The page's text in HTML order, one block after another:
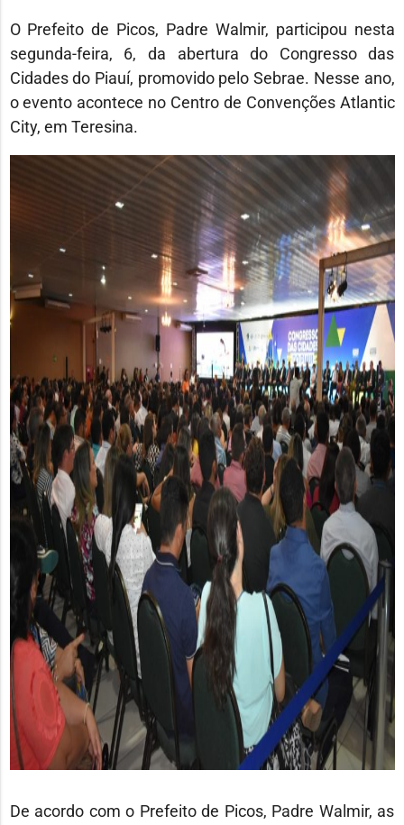
O Prefeito de Picos, Padre Walmir, participou nesta
segunda-feira, 6, da abertura do Congresso das
Cidades do Piauí, promovido pelo Sebrae. Nesse ano,
o evento acontece no Centro de Convenções Atlantic
City, em Teresina.
De acordo com o Prefeito de Picos, Padre Walmir, as